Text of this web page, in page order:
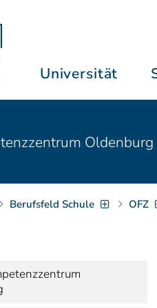
Universität
Berufsfeld Schule OFZ